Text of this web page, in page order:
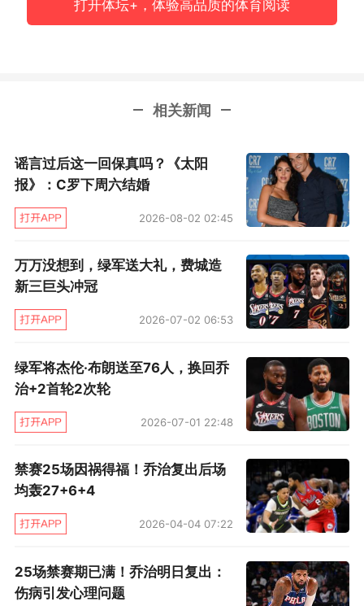
人半场打完领先到9分。绿军双探花半场合砍28
随着凯尔特人三分手冷，76人逐渐拉开分差。第
中三分13中2，0罚球，塔图姆还一度返回了更衣
室。
带着19分的劣势进入最后一节，眼看无法缩小分
差，凯尔特人早早派上替补。尽管板凳席球员登
场打出11比0，拉回了一些悬念，但76人还是守
住胜利。
值得一提的是，凯尔特人和76人是NBA季后赛历
史交手次数最多的球队，今年是他们第23次系列
赛对决。此前22次有15次是绿军赢下，最近6次
都是绿军过关，76人上次淘汰绿军还是1982年。
打开体坛+，体验高品质的体育阅读
相关新闻
谣言过后这一回保真吗？《太阳
报》：C罗下周六结婚
2026-08-02 02:45
万万没想到，绿军送大礼，费城造
新三巨头冲冠
2026-07-02 06:53
绿军将杰伦·布朗送至76人，换回乔
治+2首轮2次轮
2026-07-01 22:48
禁赛25场因祸得福！乔治复出后场
均轰27+6+4
2026-04-04 07:22
25场禁赛期已满！乔治明日复出：
伤病引发心理问题